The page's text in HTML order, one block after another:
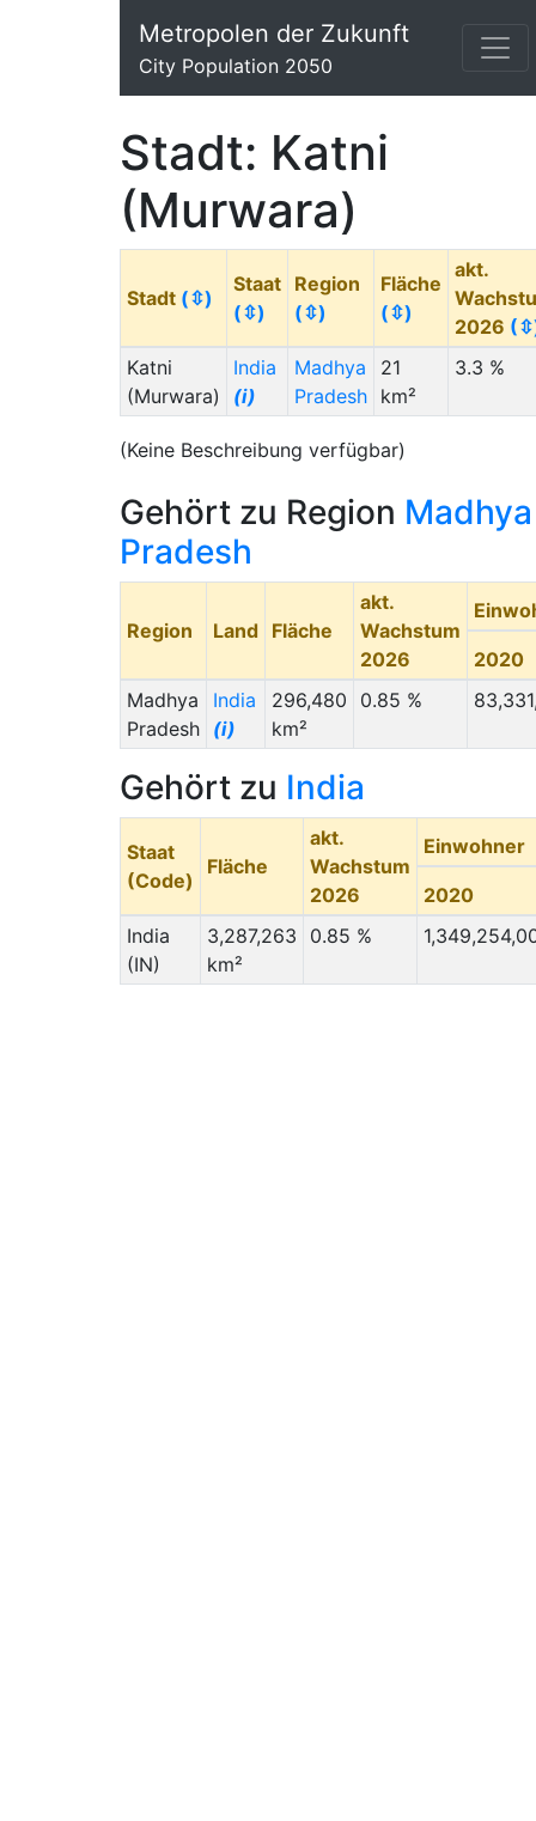
Metropolen der Zukunft
City Population 2050
Stadt: Katni
(Murwara)
Stadt (⇳)
Staat
(⇳)
Region
(⇳)
Fläche
(⇳)
akt.
2026
Katni
(Murwara)
India
(i)
Madhya
Pradesh
21
km²
3.3 %
(Keine Beschreibung verfügbar)
Gehört zu Region Madhya
Pradesh
Region Land Fläche
akt.
Wachstum
2026
2020
Madhya
Pradesh
India
(i)
296,480
km²
0.85 %
Gehört zu India
Staat
(Code)
Fläche
akt.
Wachstum
2026
Einwohner
2020
India
(IN)
3,287,263
km²
0.85 %